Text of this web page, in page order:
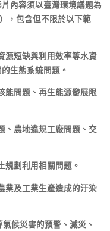
內容須以臺灣環境議題為
，包含但不限於以下範
源短缺與利用效率等水資
生態系統問題。
能問題、再生能源發展限
、農地違規工廠問題、交
規劃利用相關問題。
業及工業生產造成的汙染
候災害的預警、減災、